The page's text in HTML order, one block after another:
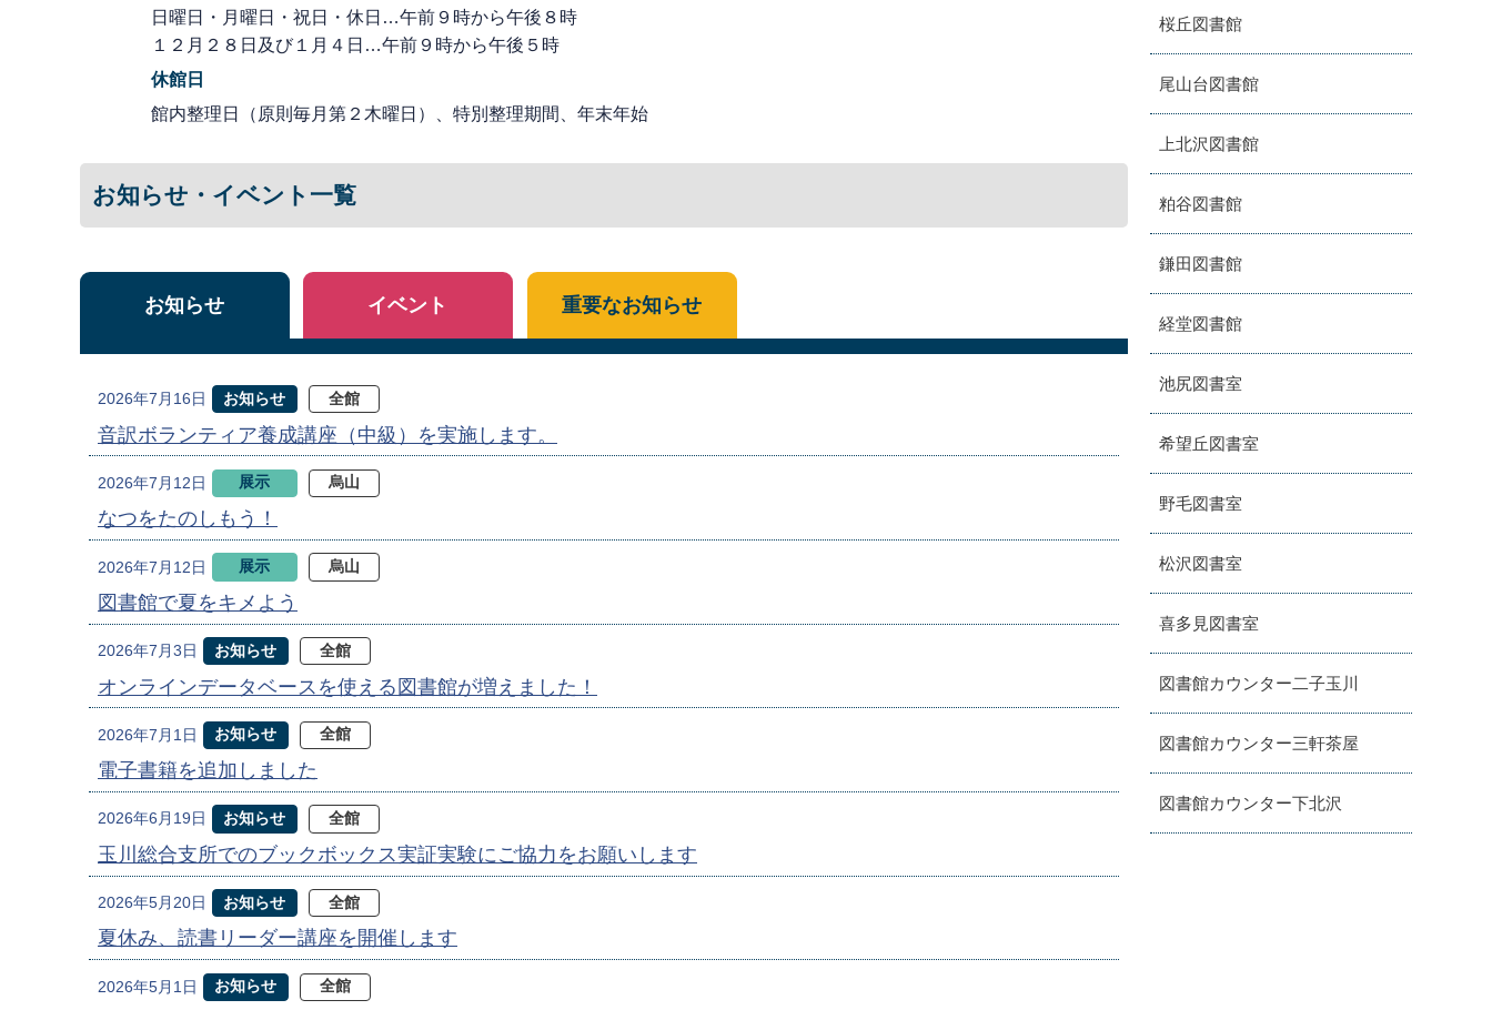
日曜日・月曜日・祝日・休日…午前９時から午後８時
１２月２８日及び１月４日…午前９時から午後５時
休館日
館内整理日（原則毎月第２木曜日）、特別整理期間、年末年始
お知らせ・イベント一覧
お知らせ
2026年7月16日 お知らせ 全館
音訳ボランティア養成講座（中級）を実施します。
2026年7月12日 展示 烏山
なつをたのしもう！
2026年7月12日 展示 烏山
図書館で夏をキメよう
2026年7月3日 お知らせ 全館
オンラインデータベースを使える図書館が増えました！
2026年7月1日 お知らせ 全館
電子書籍を追加しました
2026年6月19日 お知らせ 全館
玉川総合支所でのブックボックス実証実験にご協力をお願いします
2026年5月20日 お知らせ 全館
夏休み、読書リーダー講座を開催します
2026年5月1日 お知らせ 全館
イベント 重要なお知らせ
桜丘図書館
尾山台図書館
上北沢図書館
粕谷図書館
鎌田図書館
経堂図書館
池尻図書室
希望丘図書室
野毛図書室
松沢図書室
喜多見図書室
図書館カウンター二子玉川
図書館カウンター三軒茶屋
図書館カウンター下北沢